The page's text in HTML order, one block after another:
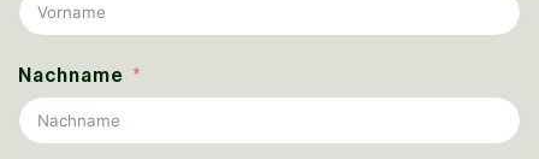
Nachname